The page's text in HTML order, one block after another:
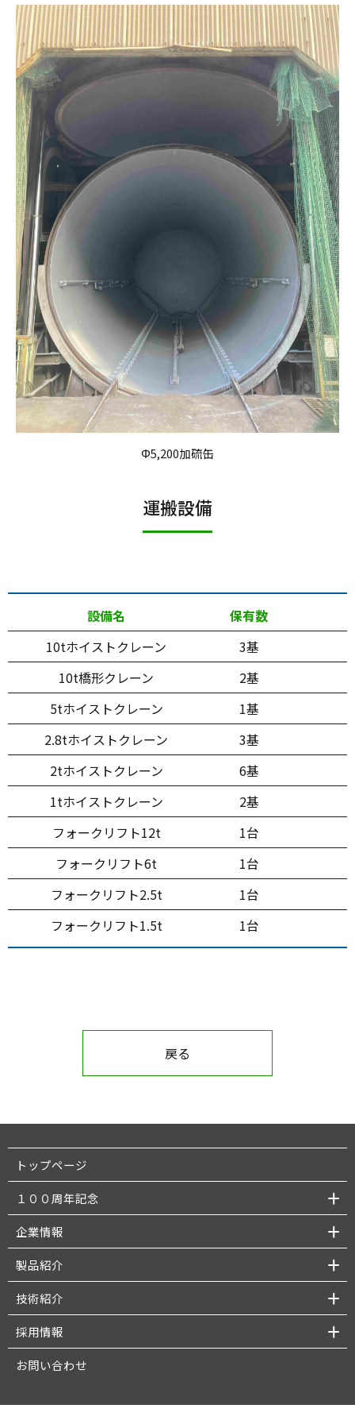
Φ5,200加硫缶
運搬設備
設備名
保有数
10tホイストクレーン
3基
10t橋形クレーン
2基
5tホイストクレーン
1基
2.8tホイストクレーン
3基
2tホイストクレーン
6基
1tホイストクレーン
2基
フォークリフト12t
1台
フォークリフト6t
1台
フォークリフト2.5t
1台
フォークリフト1.5t
1台
戻る
トップページ
１００周年記念
企業情報
製品紹介
技術紹介
採用情報
お問い合わせ